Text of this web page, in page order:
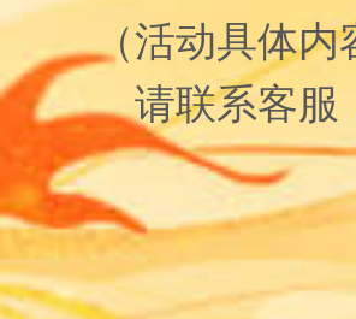
（活动具体内
请联系客服